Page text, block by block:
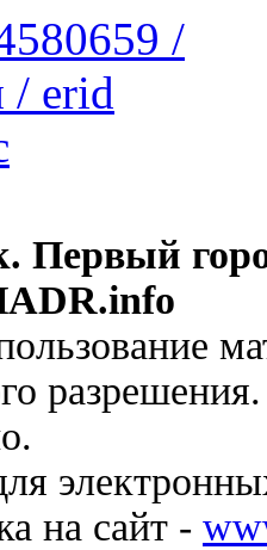
Первый
на сайт -